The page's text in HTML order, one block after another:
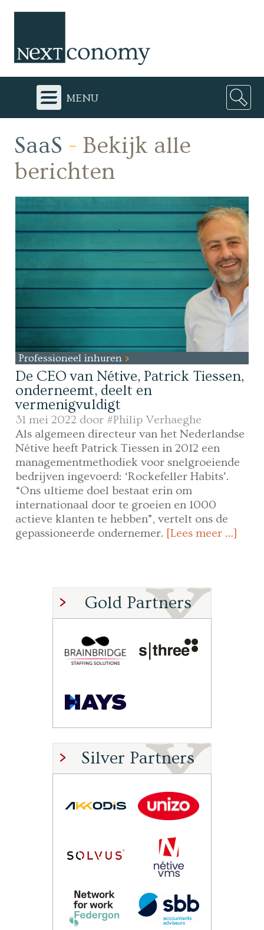
menu
SaaS - Bekijk alle
berichten
Professioneel inhuren
De CEO van Nétive, Patrick Tiessen,
onderneemt, deelt en
vermenigvuldigt
31 mei 2022 door #Philip Verhaeghe
Als algemeen directeur van het Nederlandse
Nétive heeft Patrick Tiessen in 2012 een
managementmethodiek voor snelgroeiende
bedrijven ingevoerd: ‘Rockefeller Habits’.
“Ons ultieme doel bestaat erin om
internationaal door te groeien en 1000
actieve klanten te hebben”, vertelt ons de
gepassioneerde ondernemer. [Lees meer …]
Gold Partners
Silver Partners